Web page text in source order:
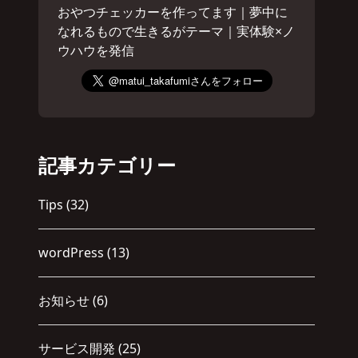
おやつチェッカーを作ってます｜夢中に
なれるもので生きるがテーマ｜実体験×ノ
ウハウを発信
記事カテゴリー
Tips (32)
wordPress (13)
お知らせ(6)
サービス開発 (25)